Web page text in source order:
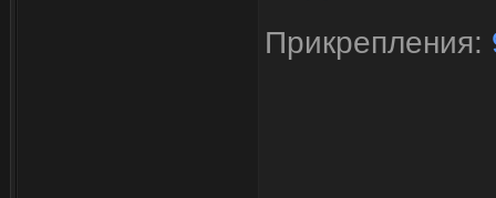
Прикрепления: